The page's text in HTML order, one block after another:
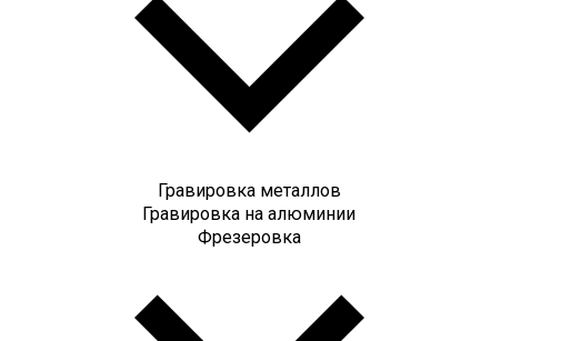
Гравировка металлов
Гравировка на алюминии
Фрезеровка